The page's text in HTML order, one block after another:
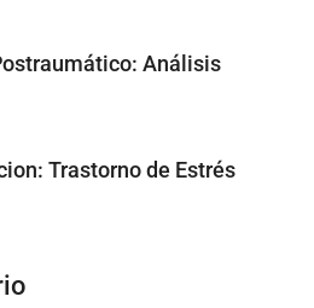
Análisis
Trastorno de Estrés